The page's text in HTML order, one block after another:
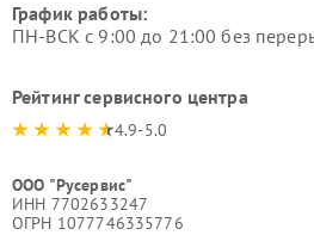
График работы:
ПН-ВСК с 9:00 до 21:00 без
Рейтинг сервисного центра
4.9-5.0
ООО "Русервис"
ИНН 7702633247
ОГРН 1077746335776